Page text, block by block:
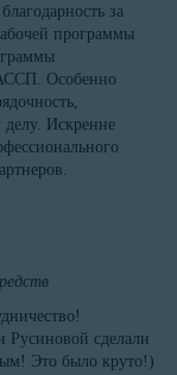
за
программы
Особенно
делу. Искренне
Русиновой сделали
Это было круто!)